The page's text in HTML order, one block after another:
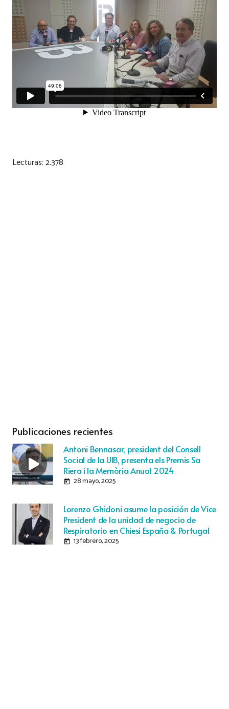
Lecturas:2.378
Publicaciones recientes
Antoni Bennasar, president del Consell
Social de la UIB, presenta els Premis Sa
Riera i la Memòria Anual 2024
today 28 mayo, 2025
Lorenzo Ghidoni asume la posición de Vice
President de la unidad de negocio de
Respiratorio en Chiesi España & Portugal
today 13 febrero, 2025